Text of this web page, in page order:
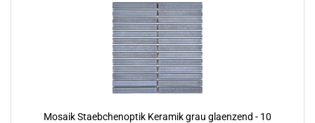
Mosaik Staebchenoptik Keramik grau glaenzend - 10